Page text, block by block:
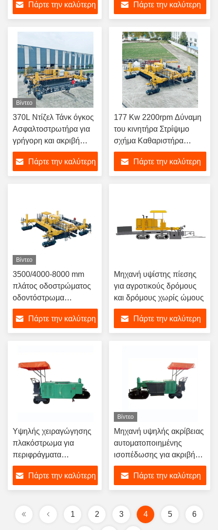
λιθόστρωσης 0-6 M/min
Πάρτε την καλύτερη
Πάρτε την καλύτερη
Βίντεο
370L Ντίζελ Τάνκ όγκος
Ασφαλτοστρωτήρα για
γρήγορη και ακριβή
στρωματοποίηση
Πάρτε την καλύτερη
177 Kw 2200rpm Δύναμη
του κινητήρα Στρίψιμο
σχήμα Καθαριστήρα
Machine ομαλή ακρίβεια
οροφήΠάρτε την καλύτερη
Βίντεο
3500/4000-8000 mm
πλάτος οδοστρώματος
οδοντόστρωμα
οδοντόστρωμα για την
κατασκευή
Πάρτε την καλύτερη
Μηχανή υψίστης πίεσης
για αγροτικούς δρόμους
και δρόμους χωρίς ώμους
Πάρτε την καλύτερη
Υψηλής χειραγώγησης
πλακόστρωμα για
περιφράγματα
Προστασία κλίσης και
τάφροι αποχέτευσης
Πάρτε την καλύτερη
Βίντεο
Μηχανή υψηλής ακρίβειας
αυτοματοποιημένης
ισοπέδωσης για ακριβή
στρώση
Πάρτε την καλύτερη
1 2 3 4 5 6